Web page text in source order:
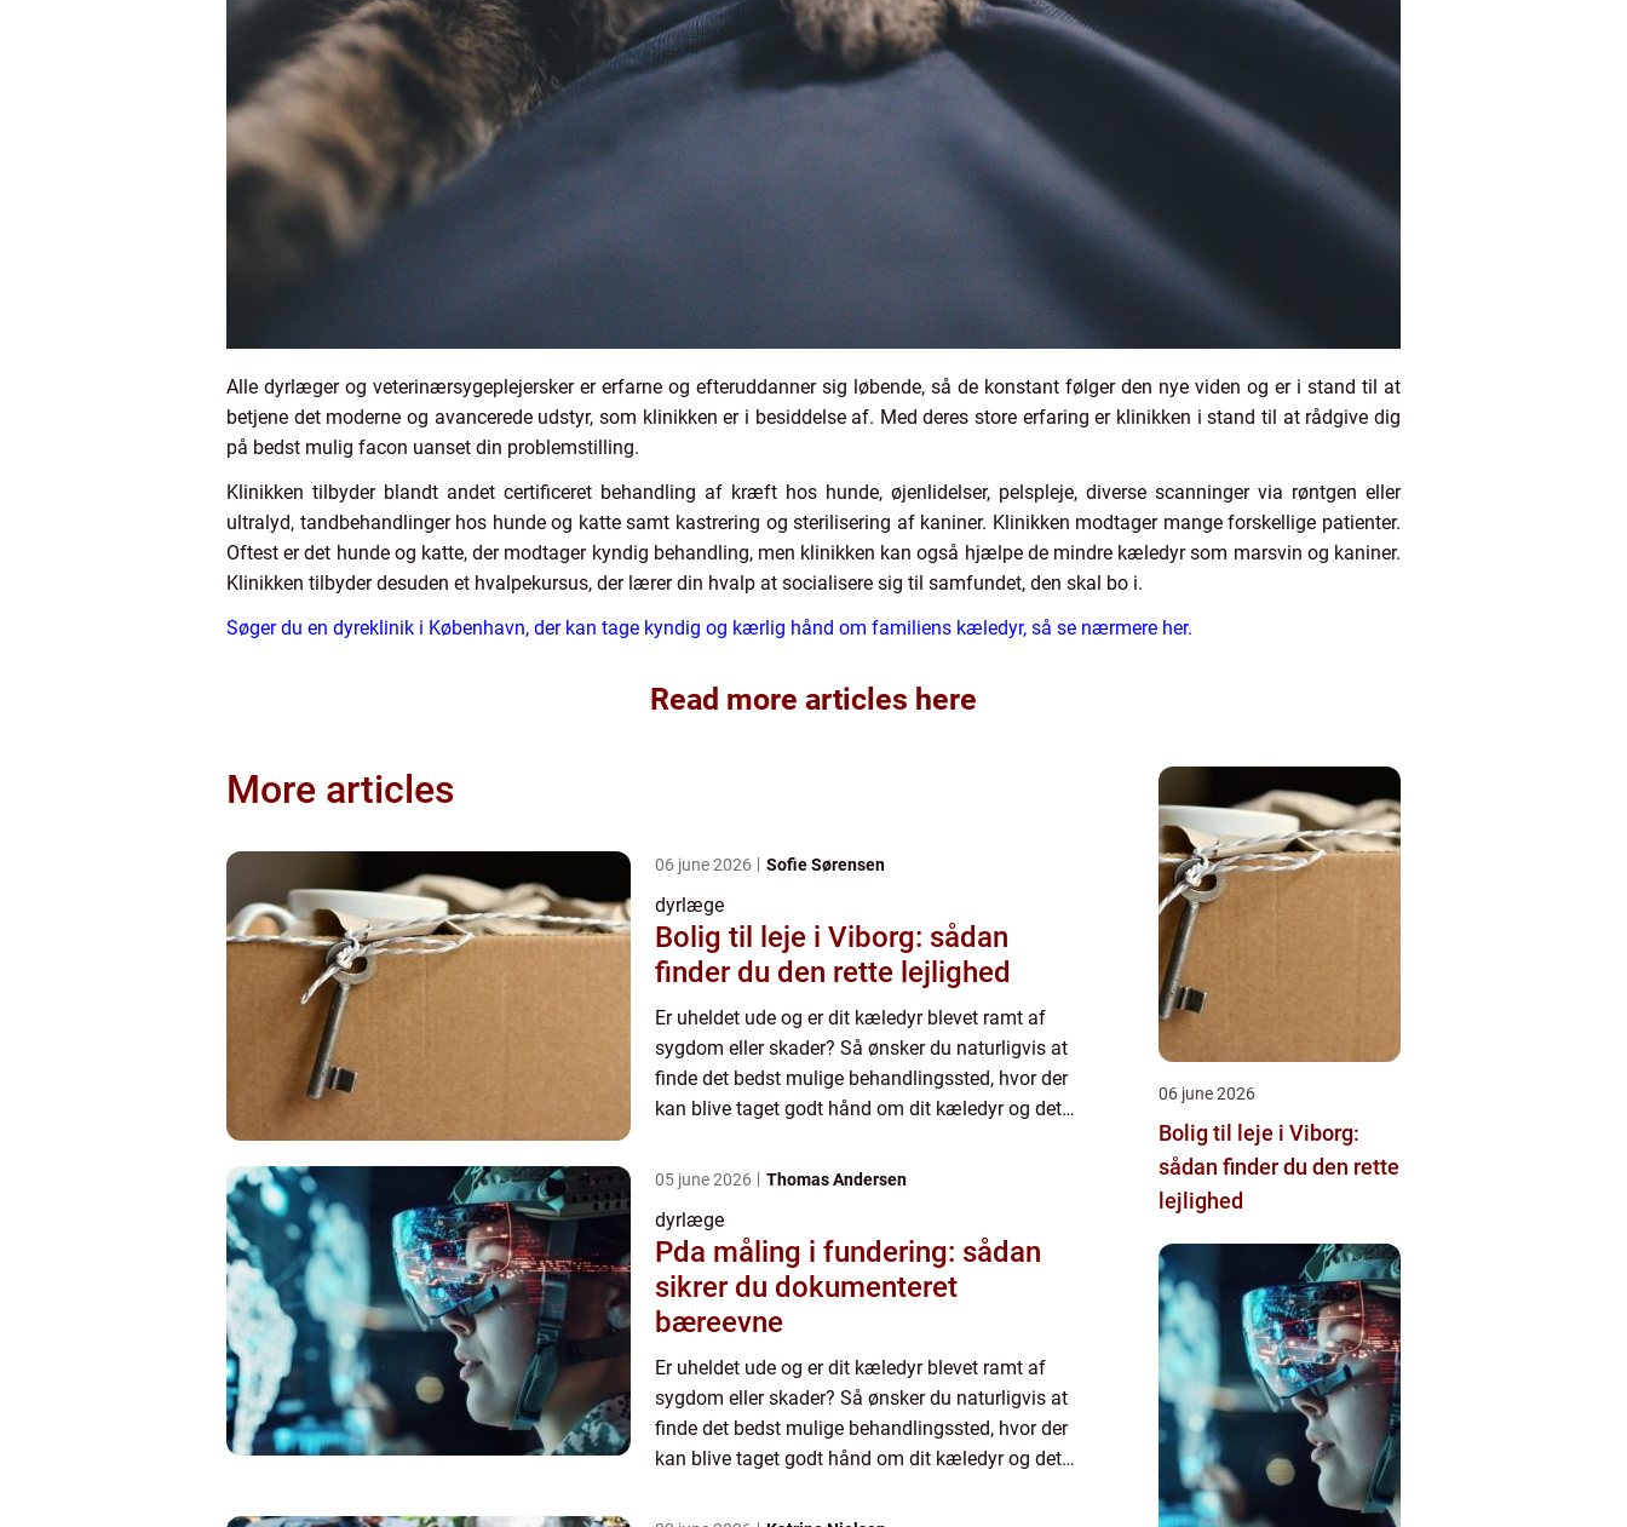
Alle dyrlæger og veterinærsygeplejersker er erfarne og efteruddanner sig løbende, så de konstant følger den nye viden og er i stand til at
betjene det moderne og avancerede udstyr, som klinikken er i besiddelse af. Med deres store erfaring er klinikken i stand til at rådgive dig
på bedst mulig facon uanset din problemstilling.
Klinikken tilbyder blandt andet certificeret behandling af kræft hos hunde, øjenlidelser, pelspleje, diverse scanninger via røntgen eller
ultralyd, tandbehandlinger hos hunde og katte samt kastrering og sterilisering af kaniner. Klinikken modtager mange forskellige patienter.
Oftest er det hunde og katte, der modtager kyndig behandling, men klinikken kan også hjælpe de mindre kæledyr som marsvin og kaniner.
Klinikken tilbyder desuden et hvalpekursus, der lærer din hvalp at socialisere sig til samfundet, den skal bo i.
Søger du en dyreklinik i København, der kan tage kyndig og kærlig hånd om familiens kæledyr, så se nærmere her.
Read more articles here
More articles
06 june 2026 Sofie Sørensen
dyrlæge
Bolig til leje i Viborg: sådan
finder du den rette lejlighed
Er uheldet ude og er dit kæledyr blevet ramt af
sygdom eller skader? Så ønsker du naturligvis at
finde det bedst mulige behandlingssted, hvor der
kan blive taget godt hånd om dit kæledyr og dets
05 june 2026 Thomas Andersen
dyrlæge
Pda måling i fundering: sådan
sikrer du dokumenteret
bæreevne
Er uheldet ude og er dit kæledyr blevet ramt af
sygdom eller skader? Så ønsker du naturligvis at
finde det bedst mulige behandlingssted, hvor der
kan blive taget godt hånd om dit kæledyr og dets
06 june 2026
Bolig til leje i Viborg:
sådan finder du den rette
lejlighed